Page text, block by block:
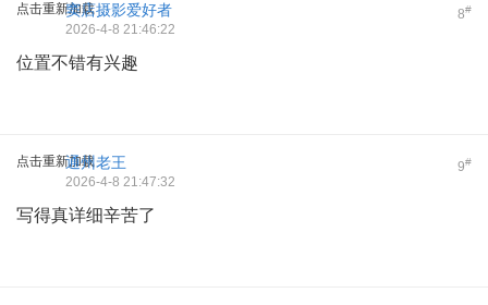
点击重新加载 8#
窦店摄影爱好者
2026-4-8 21:46:22
位置不错有兴趣
点击重新加载 9#
通州老王
2026-4-8 21:47:32
写得真详细辛苦了